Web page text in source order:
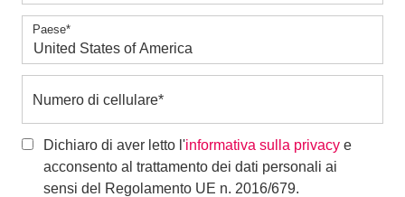
Paese*
Numero di cellulare*
Dichiaro di aver letto l'informativa sulla privacy e
acconsento al trattamento dei dati personali ai
sensi del Regolamento UE n. 2016/679.